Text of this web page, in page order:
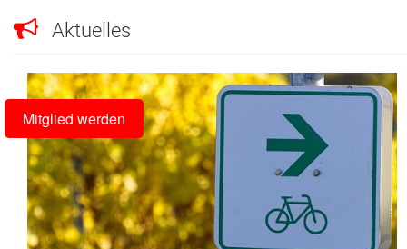
Aktuelles
Mitglied werden